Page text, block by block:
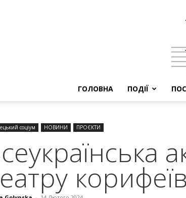
ГОЛОВНА ПОДІЇ
соціум НОВИНИ ПРОЄКТИ